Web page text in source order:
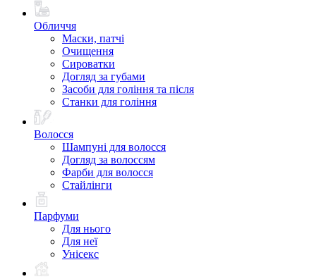
Обличчя
Маски, патчі
Очищення
Сироватки
Догляд за губами
Засоби для гоління та після
Станки для гоління
Волосся
Шампуні для волосся
Догляд за волоссям
Фарби для волосся
Стайлінги
Парфуми
Для нього
Для неї
Унісекс